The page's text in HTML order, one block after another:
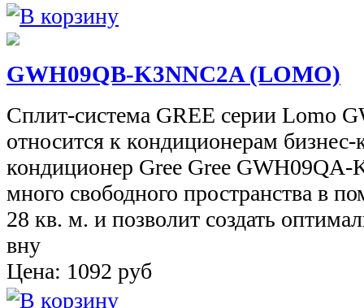
GWH09QB-K3NNС2A (LOMO)
Сплит-система GREE серии Lomo
относится к кондиционерам
кондиционер Gree Gree
много свободного пространства в
28 кв. м. и позволит создать
вну
Цена: 1092 руб